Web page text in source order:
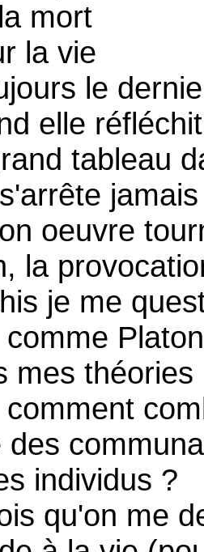
mort
la vie
le
elle
tableau
oeuvre
la
je me
Platon
mes
des
individus ?
qu'on me